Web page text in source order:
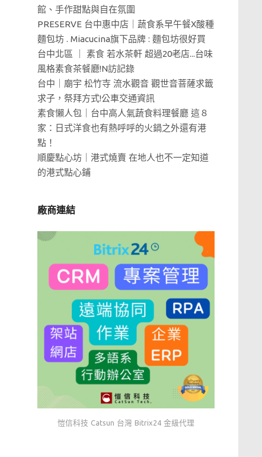
館、手作甜點與自在氛圍
PRESERVE 台中惠中店｜蔬食系早午餐X酸種
麵包坊 . Miacucina旗下品牌 : 麵包坊很好買
台中北區 ｜ 素食 若水茶軒 超過20老店...台味
風格素食茶餐廳!N訪記錄
台中｜廟宇 松竹寺 流水觀音 觀世音菩薩求籤
求子，祭拜方式!公車交通資訊
素食懶人包｜台中高人氣蔬食料理餐廳 這８
家：日式洋食也有熱呼呼的火鍋之外還有港
點！
順慶點心坊｜港式燒賣 在地人也不一定知道
的港式點心鋪
廠商連結
愷信科技 Catsun 台灣 Bitrix24 金級代理